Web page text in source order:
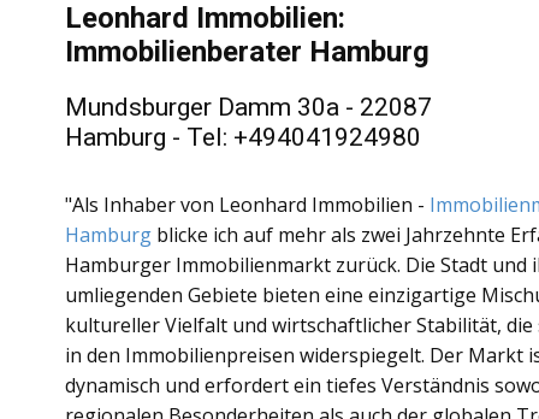
Leonhard Immobilien:
Immobilienberater Hamburg
Mundsburger Damm 30a - 22087
Hamburg - Tel: +494041924980
"Als Inhaber von Leonhard Immobilien -
Hamburg blicke ich auf mehr als zwei Jahrzehnte
Hamburger Immobilienmarkt zurück. Die Stadt und
umliegenden Gebiete bieten eine einzigartige
kultureller Vielfalt und wirtschaftlicher Stabilität, die
in den Immobilienpreisen widerspiegelt. Der Markt
dynamisch und erfordert ein tiefes Verständnis